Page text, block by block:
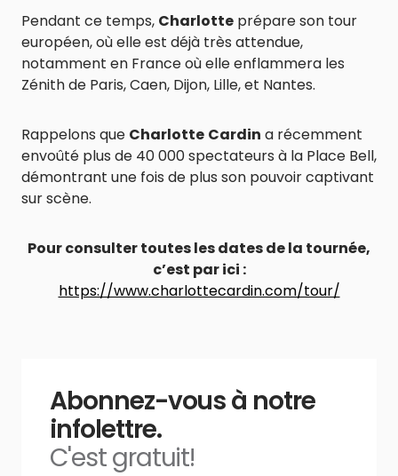
Pendant ce temps, Charlotte prépare son tour
européen, où elle est déjà très attendue,
notamment en France où elle enflammera les
Zénith de Paris, Caen, Dijon, Lille, et Nantes.
Rappelons que Charlotte Cardin a récemment
envoûté plus de 40 000 spectateurs à la Place Bell,
démontrant une fois de plus son pouvoir captivant
sur scène.
Pour consulter toutes les dates de la tournée,
c’est par ici :
https://www.charlottecardin.com/tour/
Abonnez-vous à notre
infolettre.
C'est gratuit!